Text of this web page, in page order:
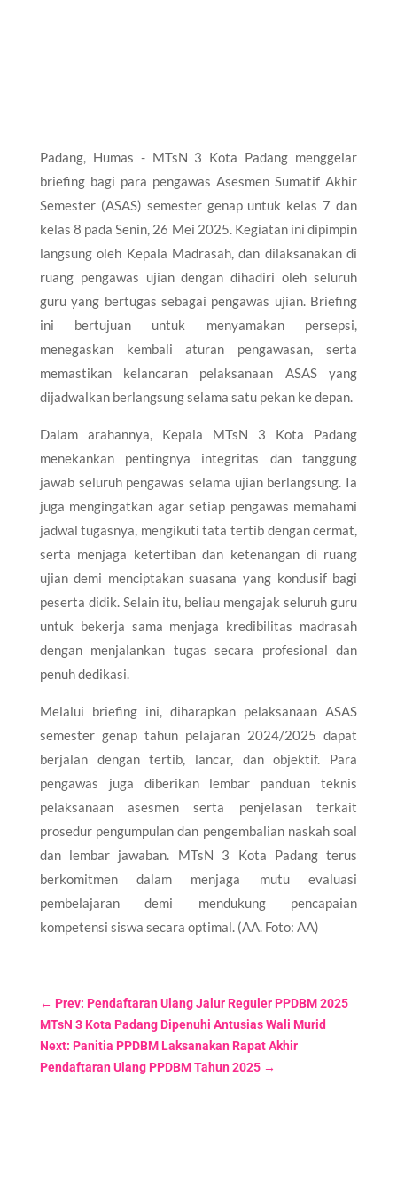
Padang, Humas - MTsN 3 Kota Padang menggelar
briefing bagi para pengawas Asesmen Sumatif Akhir
Semester (ASAS) semester genap untuk kelas 7 dan
kelas 8 pada Senin, 26 Mei 2025. Kegiatan ini dipimpin
langsung oleh Kepala Madrasah, dan dilaksanakan di
ruang pengawas ujian dengan dihadiri oleh seluruh
guru yang bertugas sebagai pengawas ujian. Briefing
ini bertujuan untuk menyamakan persepsi,
menegaskan kembali aturan pengawasan, serta
memastikan kelancaran pelaksanaan ASAS yang
dijadwalkan berlangsung selama satu pekan ke depan.
Dalam arahannya, Kepala MTsN 3 Kota Padang
menekankan pentingnya integritas dan tanggung
jawab seluruh pengawas selama ujian berlangsung. Ia
juga mengingatkan agar setiap pengawas memahami
jadwal tugasnya, mengikuti tata tertib dengan cermat,
serta menjaga ketertiban dan ketenangan di ruang
ujian demi menciptakan suasana yang kondusif bagi
peserta didik. Selain itu, beliau mengajak seluruh guru
untuk bekerja sama menjaga kredibilitas madrasah
dengan menjalankan tugas secara profesional dan
penuh dedikasi.
Melalui briefing ini, diharapkan pelaksanaan ASAS
semester genap tahun pelajaran 2024/2025 dapat
berjalan dengan tertib, lancar, dan objektif. Para
pengawas juga diberikan lembar panduan teknis
pelaksanaan asesmen serta penjelasan terkait
prosedur pengumpulan dan pengembalian naskah soal
dan lembar jawaban. MTsN 3 Kota Padang terus
berkomitmen dalam menjaga mutu evaluasi
pembelajaran demi mendukung pencapaian
kompetensi siswa secara optimal. (AA. Foto: AA)
← Prev: Pendaftaran Ulang Jalur Reguler PPDBM 2025
MTsN 3 Kota Padang Dipenuhi Antusias Wali Murid
Next: Panitia PPDBM Laksanakan Rapat Akhir
Pendaftaran Ulang PPDBM Tahun 2025→